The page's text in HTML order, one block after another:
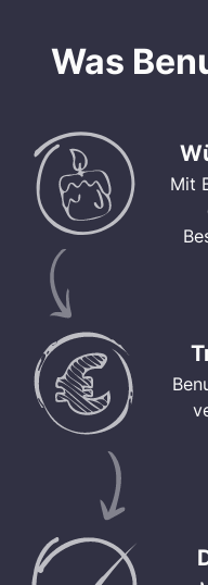
Was
Mit